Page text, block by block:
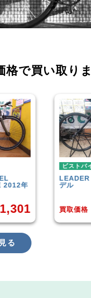
格で買い取り
年モ
ピストバ
FUJI
デル
買取価格
る